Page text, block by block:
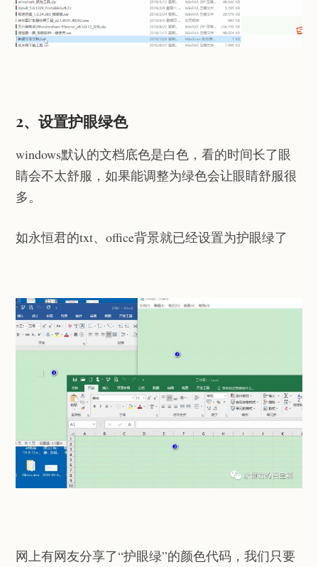
2、设置护眼绿色
windows默认的文档底色是白色，看的时间长了眼
睛会不太舒服，如果能调整为绿色会让眼睛舒服很
多。
如永恒君的txt、office背景就已经设置为护眼绿了
网上有网友分享了“护眼绿”的颜色代码，我们只要